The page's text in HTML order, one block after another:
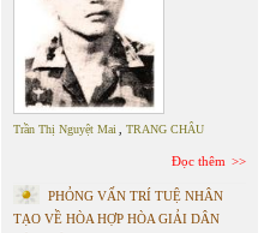
Trần Thị Nguyệt Mai, TRANG CHÂU
Đọc thêm
PHỎNG VẤN TRÍ TUỆ NHÂN
TẠO VỀ HÒA HỢP HÒA GIẢI DÂN